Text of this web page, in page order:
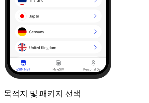
목적지 및 패키지 선택